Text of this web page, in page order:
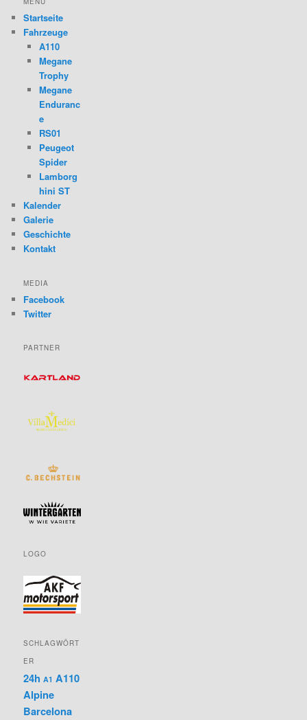
Startseite
Fahrzeuge
A110
Megane
Trophy
Megane
Enduranc
e
RS01
Peugeot
Spider
Lamborg
hini ST
Kalender
Galerie
Geschichte
Kontakt
MEDIA
Facebook
Twitter
PARTNER
LOGO
SCHLAGWÖRT
ER
24h A1 A110
Alpine
Barcelona